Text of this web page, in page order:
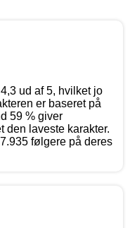
ud af 5, hvilket jo
er baseret på
59 % giver
den laveste karakter.
følgere på deres